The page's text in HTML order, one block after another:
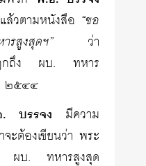
ล้วตามหนังสือ “ขอ
รสูงสุดฯ”ว่า
ฎกถึง ผบ. ทหาร
๒๕๔๔
บรรจง มีความ
ะต้องเขียนว่า พระ
ผบ. ทหารสูงสุด